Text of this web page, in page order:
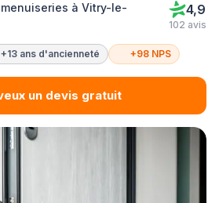
à Vitry-le-
4,9
102 avis
+13 ans d'ancienneté +98 NPS
un devis gratuit